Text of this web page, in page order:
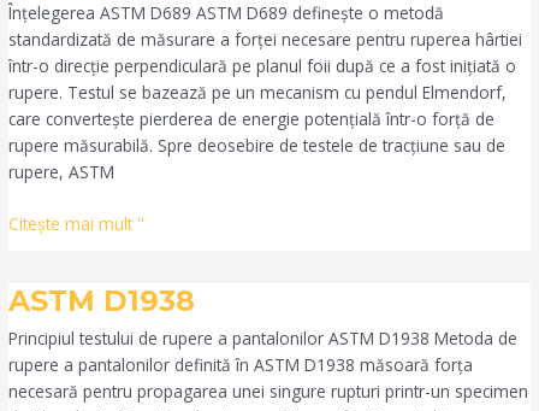
Înțelegerea ASTM D689 ASTM D689 definește o metodă
standardizată de măsurare a forței necesare pentru ruperea hârtiei
într-o direcție perpendiculară pe planul foii după ce a fost inițiată o
rupere. Testul se bazează pe un mecanism cu pendul Elmendorf,
care convertește pierderea de energie potențială într-o forță de
rupere măsurabilă. Spre deosebire de testele de tracțiune sau de
rupere, ASTM
Citeşte mai mult "
ASTM D1938
Principiul testului de rupere a pantalonilor ASTM D1938 Metoda de
rupere a pantalonilor definită în ASTM D1938 măsoară forța
necesară pentru propagarea unei singure rupturi printr-un specimen
ASTM